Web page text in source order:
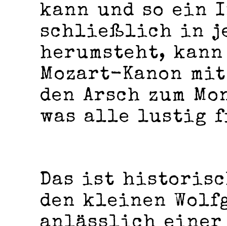
kann und so ein
schließlich in
herumsteht,
Mozart-Kanon
den Arsch zum
was alle lustig
Das ist
den kleinen